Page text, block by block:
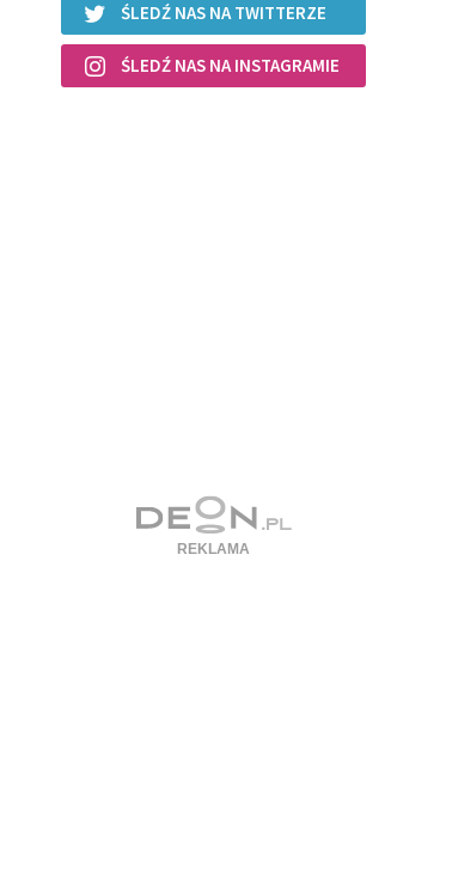
ŚLEDŹ NAS NA TWITTERZE
ŚLEDŹ NAS NA INSTAGRAMIE